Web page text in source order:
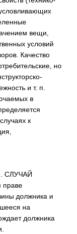
вещи,
условий
Качество
но
и т. п.
в
к
СЛУЧАЙ
праве
должника и
на
должника